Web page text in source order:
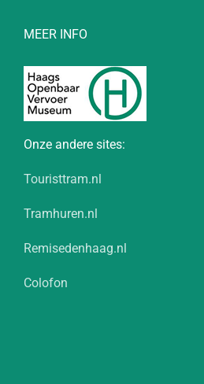
MEER INFO
Onze andere sites:
Touristtram.nl
Tramhuren.nl
Remisedenhaag.nl
Colofon